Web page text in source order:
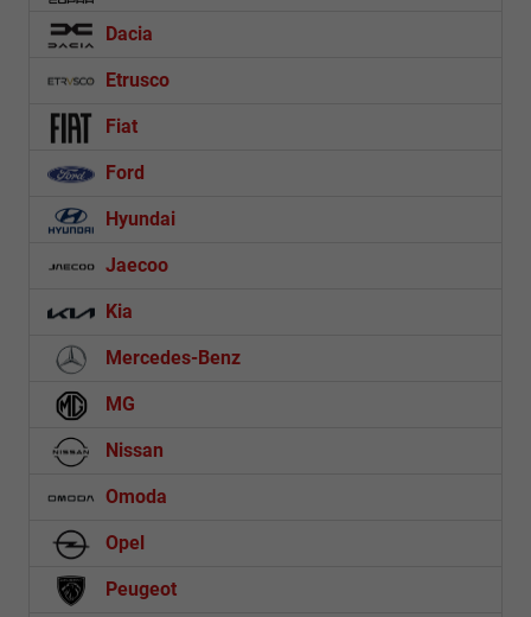
Dacia
Etrusco
Fiat
Ford
Hyundai
Jaecoo
Kia
Mercedes-Benz
MG
Nissan
Omoda
Opel
Peugeot